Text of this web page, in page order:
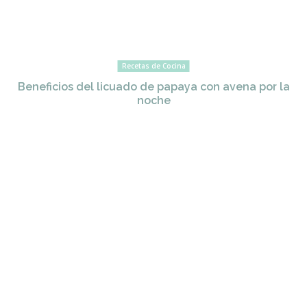
Recetas de Cocina
Beneficios del licuado de papaya con avena por la
noche